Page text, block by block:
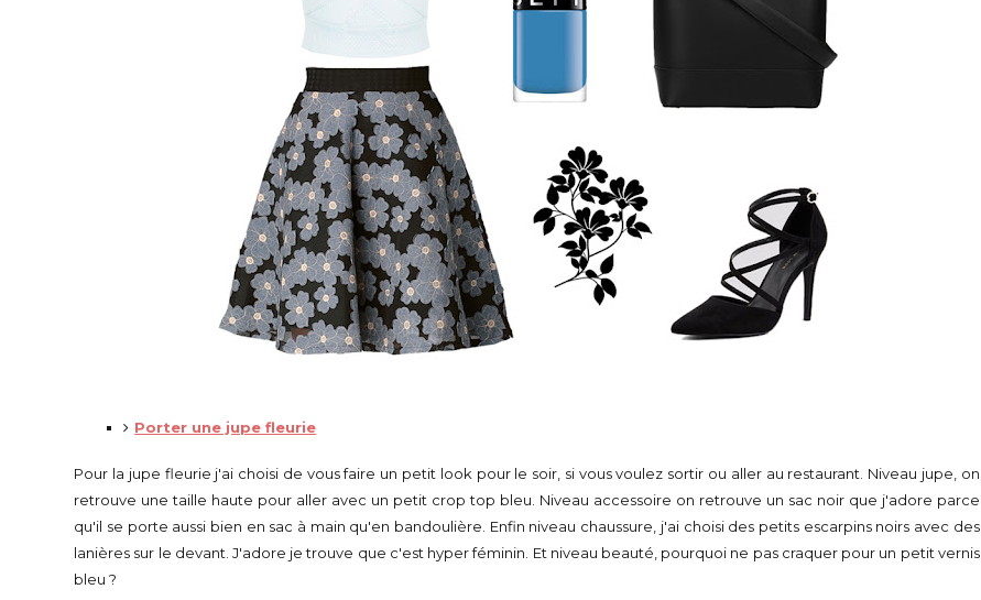
Porter une jupe fleurie
Pour la jupe fleurie j'ai choisi de vous faire un petit look pour le soir, si vous voulez sortir ou aller au restaurant. Niveau jupe, on
retrouve une taille haute pour aller avec un petit crop top bleu. Niveau accessoire on retrouve un sac noir que j'adore parce
qu'il se porte aussi bien en sac à main qu'en bandoulière. Enfin niveau chaussure, j'ai choisi des petits escarpins noirs avec des
lanières sur le devant. J'adore je trouve que c'est hyper féminin. Et niveau beauté, pourquoi ne pas craquer pour un petit vernis
bleu ?